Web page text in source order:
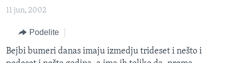
glavnu
navigaciju
pretragu
BALKAN
GLOBALNE TEME
EKONOMIJA
OTVORENI STUDIO
IZ AMERIKE
PRATITE NAS
11 jun, 2002
Podelite
Bejbi bumeri danas imaju izmedju trideset i nešto i